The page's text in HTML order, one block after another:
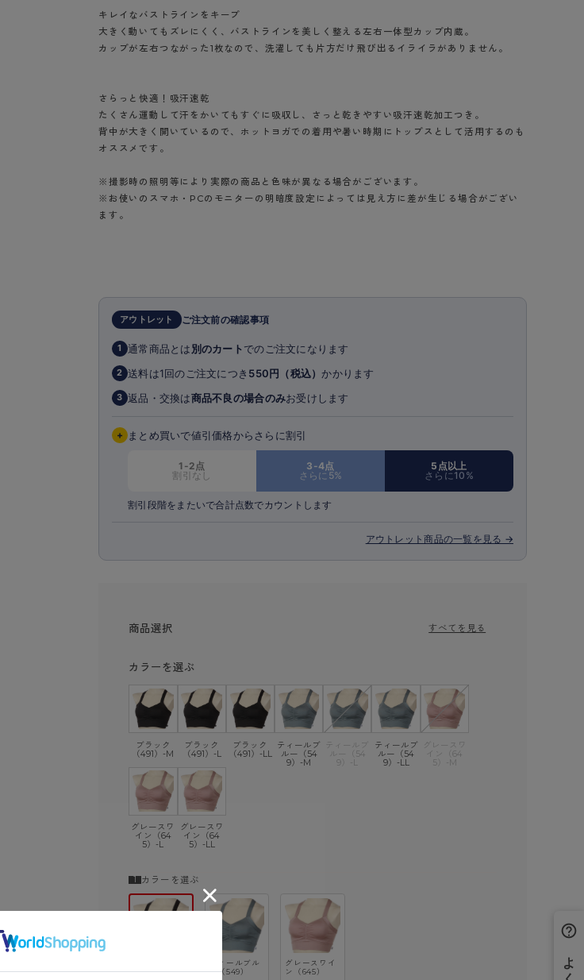
キレイなバストラインをキープ
大きく動いてもズレにくく、バストラインを美しく整える左右一体型カップ内蔵。
カップが左右つながった1枚なので、洗濯しても片方だけ飛び出るイライラがありません。
さらっと快適！吸汗速乾
たくさん運動して汗をかいてもすぐに吸収し、さっと乾きやすい吸汗速乾加工つき。
背中が大きく開いているので、ホットヨガでの着用や暑い時期にトップスとして活用するのも
オススメです。
※撮影時の照明等により実際の商品と色味が異なる場合がございます。
※お使いのスマホ・PCのモニターの明暗度設定によっては見え方に差が生じる場合がござい
ます。
アウトレット ご注文前の確認事項
1 通常商品とは別のカートでのご注文になります
2 送料は1回のご注文につき 550円（税込） かかります
3 返品・交換は商品不良の場合のみお受けします
+ まとめ買いで値引価格からさらに割引
1-2点
割引なし
3-4点
さらに5%
5点以上
さらに10%
割引段階をまたいで合計点数でカウントします
アウトレット商品の一覧を見る →
商品選択 すべてを見る
カラーを選ぶ
ブラック
（491）-M
ブラック
（491）-L
ブラック
（491）-LL
ティールブ
ルー（54
9）-M
ティールブ
ルー（54
9）-L
ティールブ
ルー（54
9）-LL
グレースワ
イン（64
5）-M
グレースワ
イン（64
5）-L
グレースワ
イン（64
5）-LL
カラーを選ぶ
1）
ティールブル
ー（549）
グレースワイ
ン（645）